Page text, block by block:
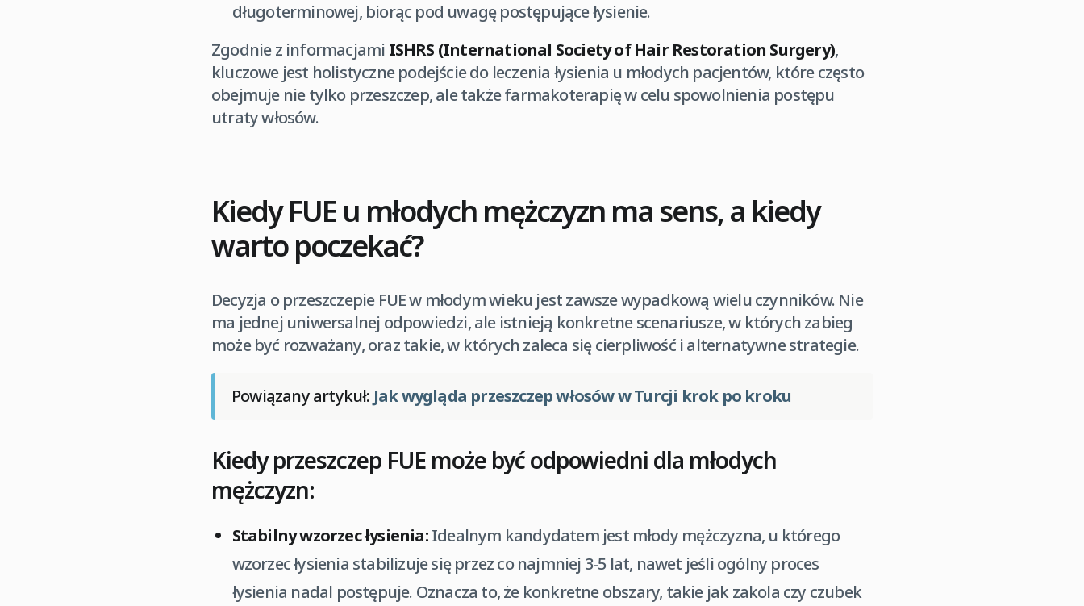
długoterminowej, biorąc pod uwagę postępujące łysienie.
Zgodnie z informacjami ISHRS (International Society of Hair Restoration Surgery),
kluczowe jest holistyczne podejście do leczenia łysienia u młodych pacjentów, które często
obejmuje nie tylko przeszczep, ale także farmakoterapię w celu spowolnienia postępu
utraty włosów.
Kiedy FUE u młodych mężczyzn ma sens, a kiedy
warto poczekać?
Decyzja o przeszczepie FUE w młodym wieku jest zawsze wypadkową wielu czynników. Nie
ma jednej uniwersalnej odpowiedzi, ale istnieją konkretne scenariusze, w których zabieg
może być rozważany, oraz takie, w których zaleca się cierpliwość i alternatywne strategie.
Powiązany artykuł: Jak wygląda przeszczep włosów w Turcji krok po kroku
Kiedy przeszczep FUE może być odpowiedni dla młodych
mężczyzn:
Stabilny wzorzec łysienia:Idealnym kandydatem jest młody mężczyzna, u którego
wzorzec łysienia stabilizuje się przez co najmniej 3-5 lat, nawet jeśli ogólny proces
łysienia nadal postępuje. Oznacza to, że konkretne obszary, takie jak zakola czy czubek